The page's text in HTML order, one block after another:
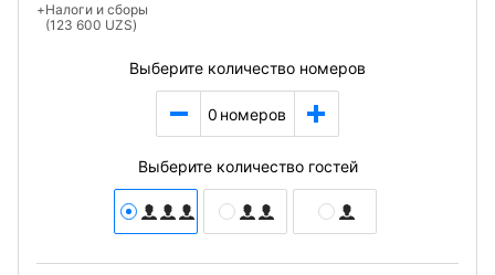
+Налоги и сборы
(123 600 UZS)
Выберите количество номеров
0 номеров
Выберите количество гостей